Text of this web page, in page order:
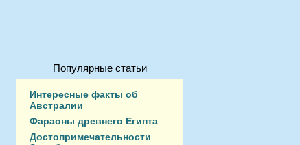
Популярные статьи
Интересные факты об
Австралии
Фараоны древнего Египта
Достопримечательности